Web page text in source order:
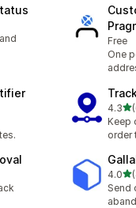
Free
One
4.3滿
共有
Keep
order
4.0滿
共有
Send